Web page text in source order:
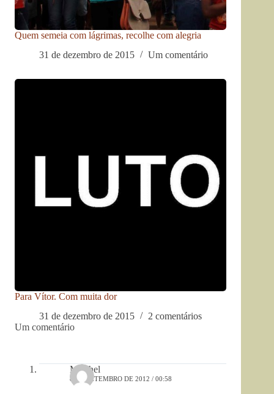
Quem semeia com lágrimas, recolhe com alegria
31 de dezembro de 2015
Um comentário
Para Vítor. Com muita dor
31 de dezembro de 2015
2 comentários
Um comentário
Mischel
8 DE SETEMBRO DE 2012 / 00:58